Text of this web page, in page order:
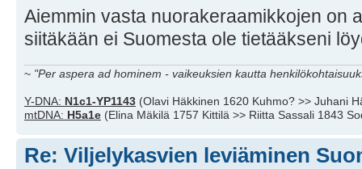
Aiemmin vasta nuorakeraamikkojen on
siitäkään ei Suomesta ole tietääkseni
~ "Per aspera ad hominem - vaikeuksien kautta
Y-DNA: N1c1-YP1143 (Olavi Häkkinen 1620 Kuhmo? >> Juhani
mtDNA: H5a1e (Elina Mäkilä 1757 Kittilä >> Riitta Sassali 1843
Re: Viljelykasvien leviäminen